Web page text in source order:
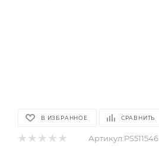
В ИЗБРАННОЕ СРАВНИТЬ
Артикул:PS511546